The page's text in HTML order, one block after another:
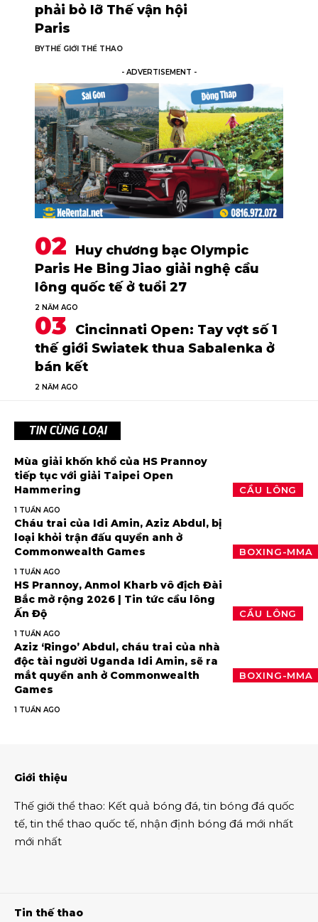
phải bỏ lỡ Thế vận hội
Paris
BYTHẾ GIỚI THỂ THAO
- ADVERTISEMENT -
Huy chương bạc Olympic
Paris He Bing Jiao giải nghệ cầu
lông quốc tế ở tuổi 27
2 NĂM AGO
Cincinnati Open: Tay vợt số 1
thế giới Swiatek thua Sabalenka ở
bán kết
2 NĂM AGO
TIN CÙNG LOẠI
CẦU LÔNG
Mùa giải khốn khổ của HS Prannoy
tiếp tục với giải Taipei Open
Hammering
1 TUẦN AGO
BOXING-MMA
Cháu trai của Idi Amin, Aziz Abdul, bị
loại khỏi trận đấu quyền anh ở
Commonwealth Games
1 TUẦN AGO
CẦU LÔNG
HS Prannoy, Anmol Kharb vô địch Đài
Bắc mở rộng 2026 | Tin tức cầu lông
Ấn Độ
1 TUẦN AGO
BOXING-MMA
Aziz ‘Ringo’ Abdul, cháu trai của nhà
độc tài người Uganda Idi Amin, sẽ ra
mắt quyền anh ở Commonwealth
Games
1 TUẦN AGO
Giới thiệu
Thế giới thể thao: Kết quả bóng đá, tin bóng đá quốc
tế, tin thể thao quốc tế, nhận định bóng đá mới nhất
mới nhất
Tin thế thao